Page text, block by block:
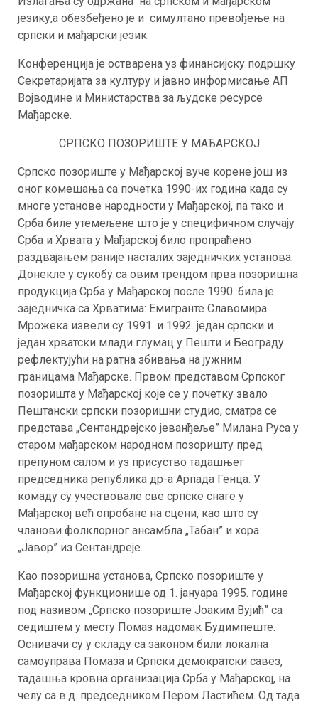
језику,а обезбеђено је и симултано превођење на
српски и мађарски језик.
Конференција је остварена уз финансијску подршку
Секретаријата за културу и јавно информисање АП
Војводине и Министарства за људске ресурсе
Мађарске.
СРПСКО ПОЗОРИШТЕ У МАЂАРСКОЈ
Српско позориште у Мађарској вуче корене још из
оног комешања са почетка 1990-их година када су
многе установе народности у Мађарској, па тако и
Срба биле утемељене што је у специфичном случају
Срба и Хрвата у Мађарској било пропраћено
раздвајањем раније насталих заједничких установа.
Донекле у сукобу са овим трендом прва позоришна
продукција Срба у Мађарској после 1990. била је
заједничка са Хрватима: Емигранте Славомира
Мрожека извели су 1991. и 1992. један српски и
један хрватски млади глумац у Пешти и Београду
рефлектујући на ратна збивања на јужним
границама Мађарске. Првом представом Српског
позоришта у Мађарској које се у почетку звало
Пештански српски позоришни студио, сматра се
представа „Сентандрејско јеванђеље” Милана Руса у
старом мађарском народном позоришту пред
препуном салом и уз присуство тадашњег
председника република др-а Арпада Генца. У
комаду су учествовале све српске снаге у
Мађарској већ опробане на сцени, као што су
чланови фолклорног ансамбла „Табан” и хора
„Јавор” из Сентандреје.
Као позоришна установа, Српско позориште у
Мађарској функционише од 1. јануара 1995. године
под називом „Српско позориште Јоаким Вујић” са
седиштем у месту Помаз надомак Будимпеште.
Оснивачи су у складу са законом били локална
самоуправа Помаза и Српски демократски савез,
тадашња кровна организација Срба у Мађарској, на
челу са в.д. председником Пером Ластићем. Од тада